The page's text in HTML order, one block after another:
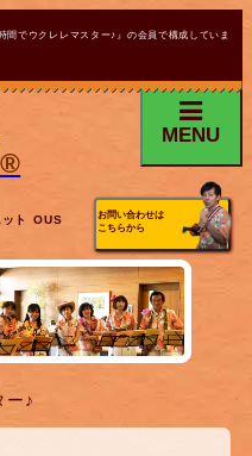
でウクレレマスター♪』の会員で構成していま
®
MENU
ット OUS
お問い合わせは
こちらから
ー♪